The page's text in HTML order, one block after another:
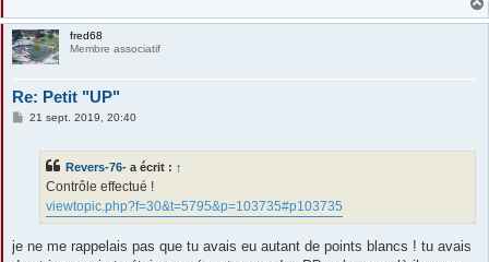
fred68
Membre associatif
Re: Petit "UP"
M21 sept. 2019, 20:40
Revers-76- a écrit : ↑
Contrôle effectué !
viewtopic.php?f=30&t=5795&p=103735#p103735
je ne me rappelais pas que tu avais eu autant de points blancs ! tu avais